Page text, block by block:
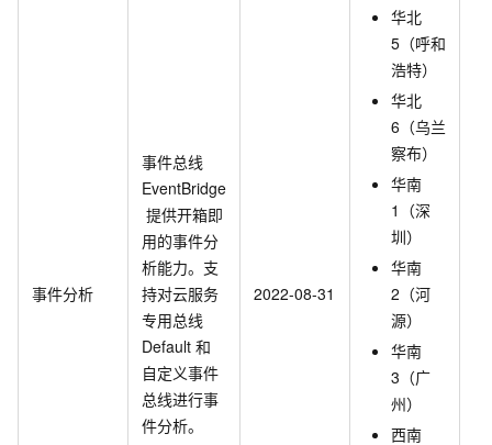
事件分析
事件总线
EventBridge
提供开箱即
用的事件分
析能力。支
持对云服务
专用总线
Default 和
自定义事件
总线进行事
件分析。
2022-08-31
华北
5（呼和
浩特）
华北
6（乌兰
察布）
华南
1（深
圳）
华南
2（河
源）
华南
3（广
州）
西南